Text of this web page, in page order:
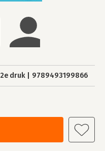
2e druk 9789493199866